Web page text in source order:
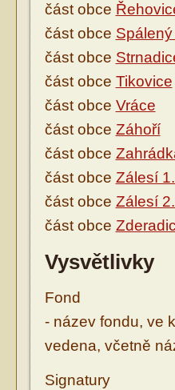
část obce
část obce
část obce
část obce Tikovice
část obce Vráce
část obce Záhoří
část obce
část obce Zálesí
část obce Zálesí
část obce
Vysvětlivky
Fond
- název fondu, ve
vedena, včetně
Signatury